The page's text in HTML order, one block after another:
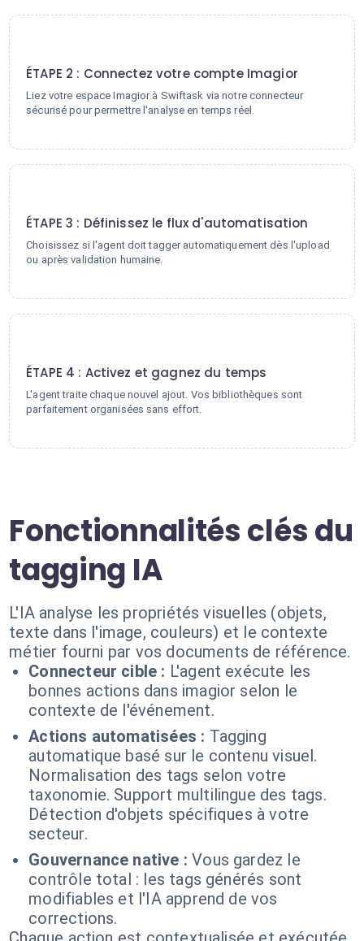
ÉTAPE 2 : Connectez votre compte Imagior
Liez votre espace Imagior à Swiftask via notre connecteur
sécurisé pour permettre l'analyse en temps réel.
ÉTAPE 3 : Définissez le flux d'automatisation
Choisissez si l'agent doit tagger automatiquement dès l'upload
ou après validation humaine.
ÉTAPE 4 : Activez et gagnez du temps
L'agent traite chaque nouvel ajout. Vos bibliothèques sont
parfaitement organisées sans effort.
Fonctionnalités clés du
tagging IA
L'IA analyse les propriétés visuelles (objets,
texte dans l'image, couleurs) et le contexte
métier fourni par vos documents de référence.
Connecteur cible : L'agent exécute les
bonnes actions dans imagior selon le
contexte de l'événement.
Actions automatisées : Tagging
automatique basé sur le contenu visuel.
Normalisation des tags selon votre
taxonomie. Support multilingue des tags.
Détection d'objets spécifiques à votre
secteur.
Gouvernance native : Vous gardez le
contrôle total : les tags générés sont
modifiables et l'IA apprend de vos
corrections.